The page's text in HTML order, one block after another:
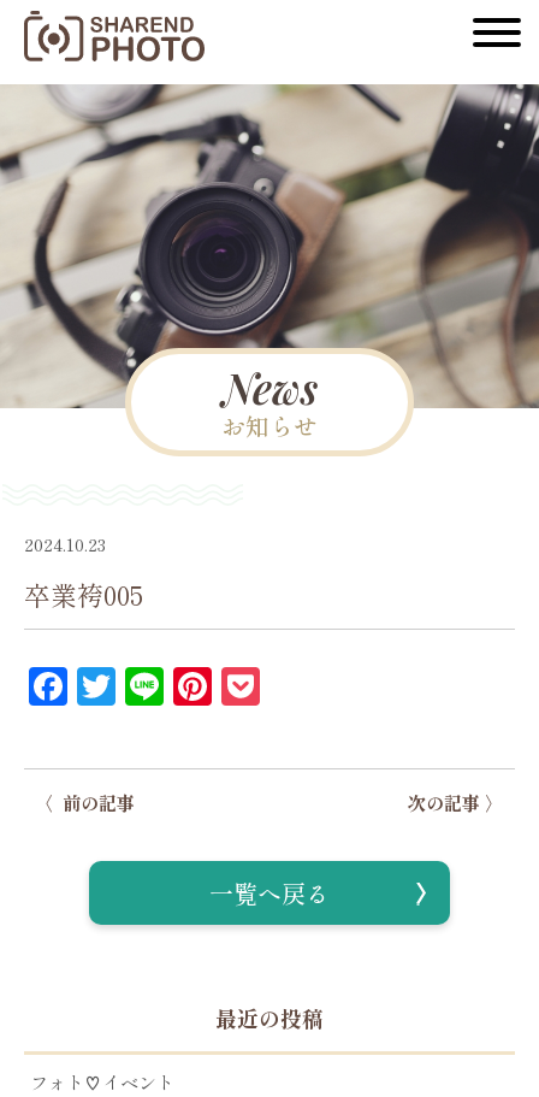
News
お知らせ
2024.10.23
卒業袴005
Facebook
Twitter
LinePinterest
〈 前の記事 次の記事 〉
一覧へ戻る
最近の投稿
フォト♡イベント